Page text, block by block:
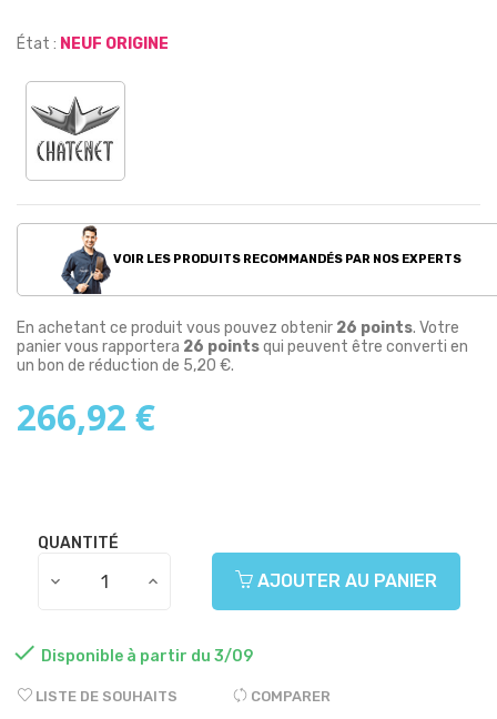
État : NEUF ORIGINE
VOIR LES PRODUITS RECOMMANDÉS PAR NOS EXPERTS
En achetant ce produit vous pouvez obtenir 26 points. Votre
panier vous rapportera 26 pointsqui peuvent être converti en
un bon de réduction de 5,20 €.
266,92 €
QUANTITÉ
AJOUTER AU PANIER
 Disponible à partir du 3/09
LISTE DE SOUHAITS COMPARER